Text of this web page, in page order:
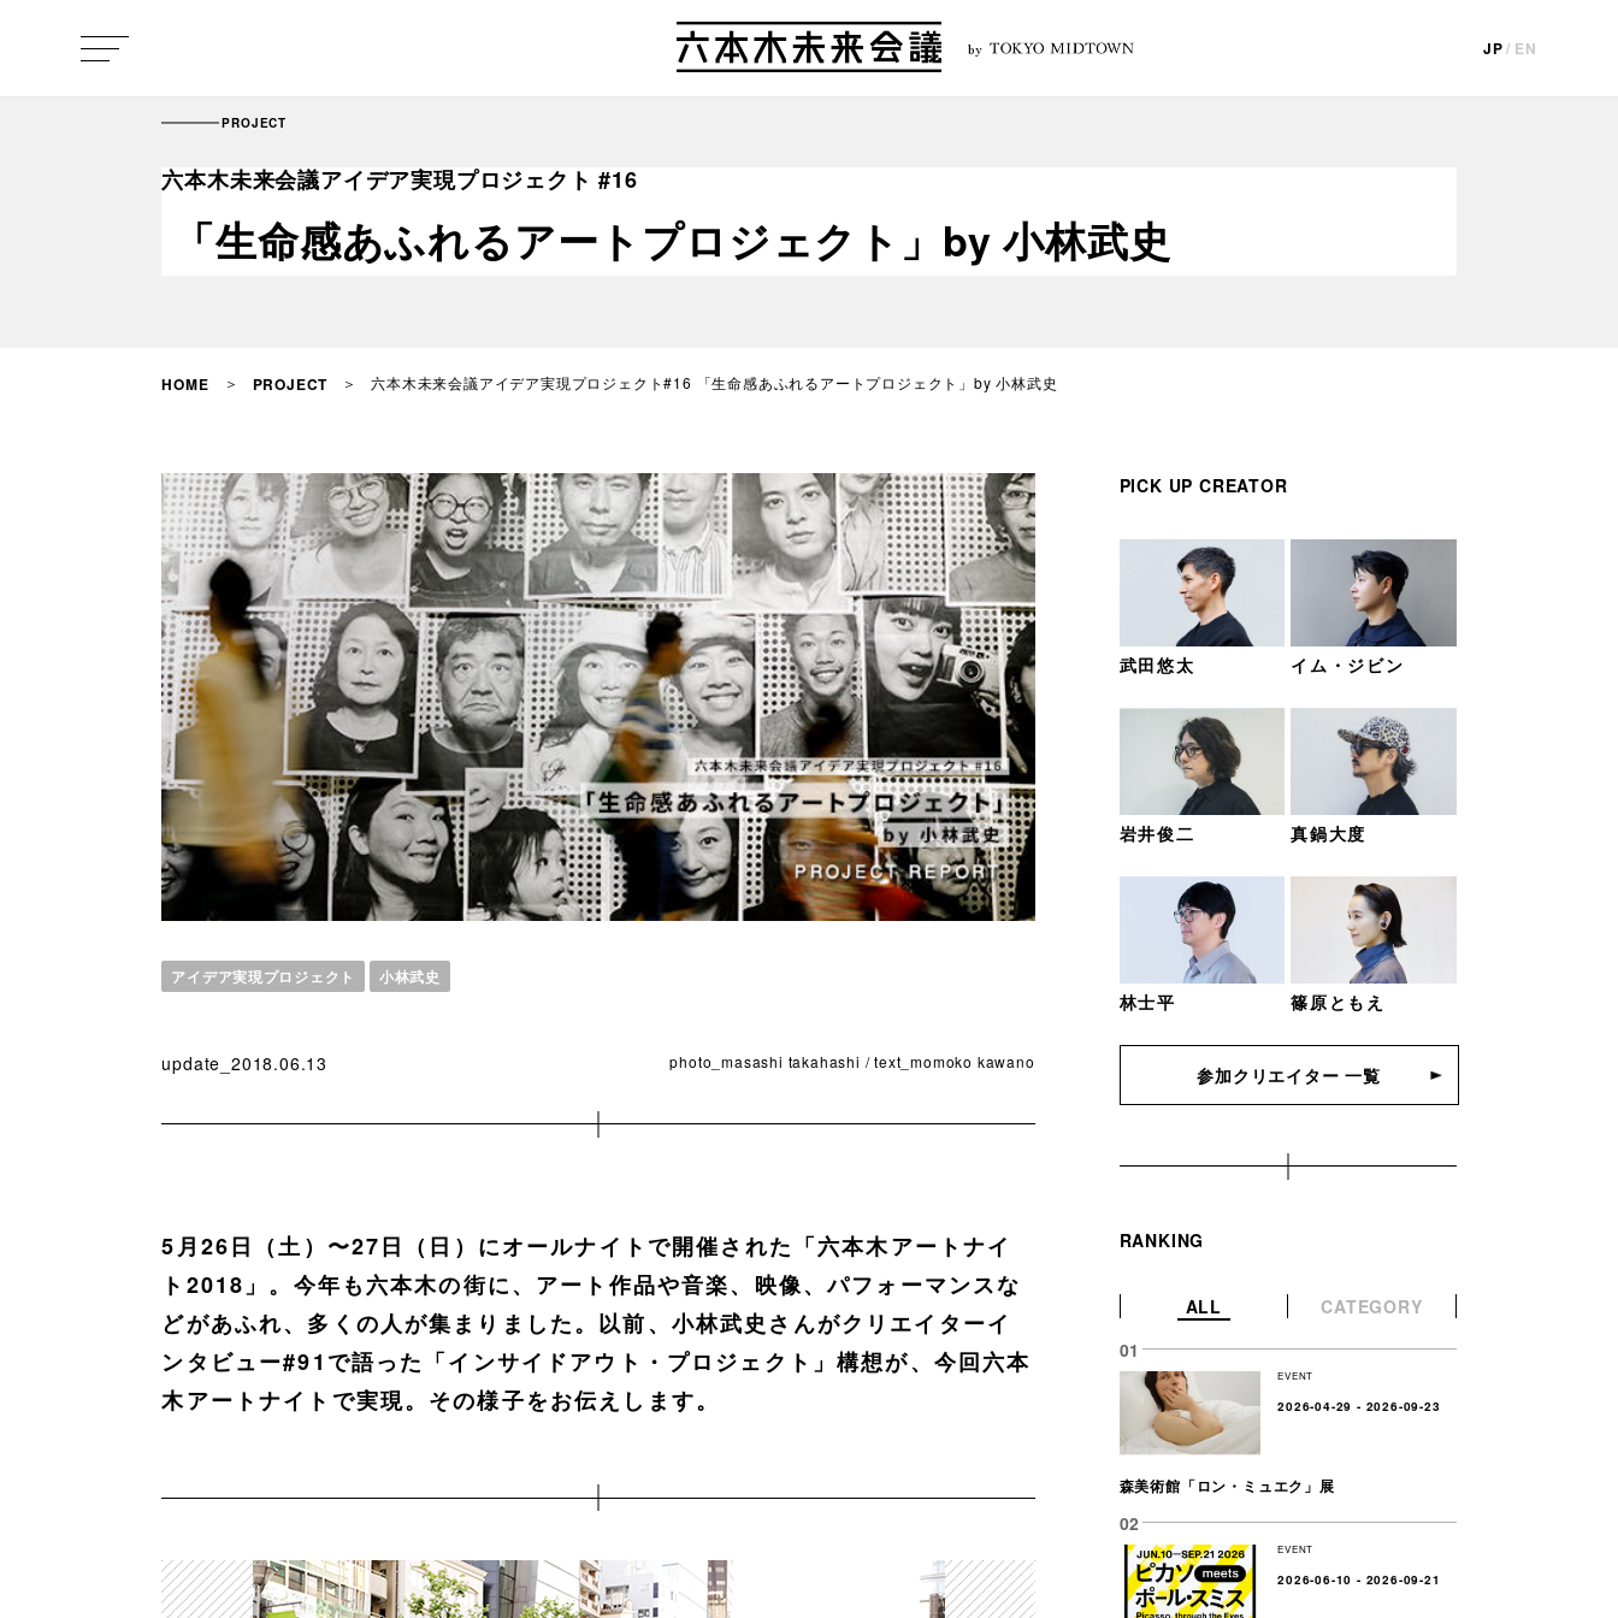
by JP/ EN
PROJECT
六本木未来会議アイデア実現プロジェクト #16
「生命感あふれるアートプロジェクト」by 小林武史
HOME PROJECT 六本木未来会議アイデア実現プロジェクト#16 「生命感あふれるアートプロジェクト」by 小林武史
アイデア実現プロジェクト 小林武史
update_2018.06.13 photo_masashi takahashi / text_momoko kawano
5月26日（土）〜27日（日）にオールナイトで開催された「六本木アートナイ
ト2018」。今年も六本木の街に、アート作品や音楽、映像、パフォーマンスな
どがあふれ、多くの人が集まりました。以前、小林武史さんがクリエイターイ
ンタビュー#91で語った「インサイドアウト・プロジェクト」構想が、今回六本
木アートナイトで実現。その様子をお伝えします。
PICK UP CREATOR
武田悠太 イム・ジビン
岩井俊二 真鍋大度
林士平 篠原ともえ
参加クリエイター 一覧
RANKING
ALL CATEGORY
EVENT
2026-04-29 - 2026-09-23
森美術館「ロン・ミュエク」展
EVENT
2026-06-10 - 2026-09-21